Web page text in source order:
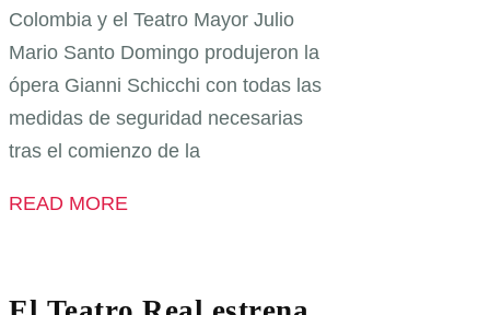
Colombia y el Teatro Mayor Julio
Mario Santo Domingo produjeron la
ópera Gianni Schicchi con todas las
medidas de seguridad necesarias
tras el comienzo de la
READ MORE